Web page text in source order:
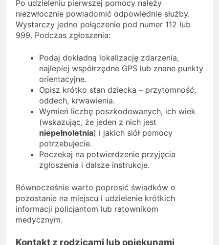
Po udzieleniu pierwszej pomocy należy
niezwłocznie powiadomić odpowiednie służby.
Wystarczy jedno połączenie pod numer 112 lub
999. Podczas zgłoszenia:
Podaj dokładną lokalizację zdarzenia,
najlepiej współrzędne GPS lub znane punkty
orientacyjne.
Opisz krótko stan dziecka – przytomność,
oddech, krwawienia.
Wymień liczbę poszkodowanych, ich wiek
(wskazując, że jeden z nich jest
niepełnoletnia) i jakich siół pomocy
potrzebujecie.
Poczekaj na potwierdzenie przyjęcia
zgłoszenia i dalsze instrukcje.
Równocześnie warto poprosić świadków o
pozostanie na miejscu i udzielenie krótkich
informacji policjantom lub ratownikom
medycznym.
Kontakt z rodzicami lub opiekunami